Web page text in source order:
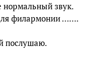
нормальный звук.
филармонии …….
послушаю.